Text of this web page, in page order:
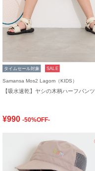
タイムセール対象 SALE
Samansa Mos2 Lagom（KIDS）
【吸水速乾】ヤシの木柄ハーフパンツ
¥990 -50%OFF-